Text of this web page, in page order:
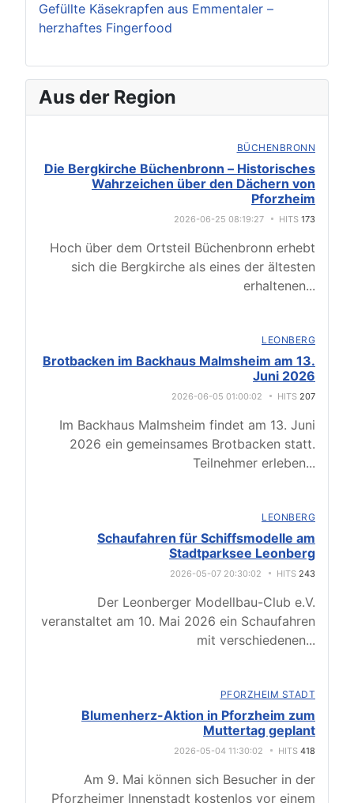
Gefüllte Käsekrapfen aus Emmentaler –
herzhaftes Fingerfood
Aus der Region
BÜCHENBRONN
Die Bergkirche Büchenbronn – Historisches
Wahrzeichen über den Dächern von
Pforzheim
2026-06-25 08:19:27 HITS 173
Hoch über dem Ortsteil Büchenbronn erhebt
sich die Bergkirche als eines der ältesten
erhaltenen...
LEONBERG
Brotbacken im Backhaus Malmsheim am 13.
Juni 2026
2026-06-05 01:00:02 HITS 207
Im Backhaus Malmsheim findet am 13. Juni
2026 ein gemeinsames Brotbacken statt.
Teilnehmer erleben...
LEONBERG
Schaufahren für Schiffsmodelle am
Stadtparksee Leonberg
2026-05-07 20:30:02 HITS 243
Der Leonberger Modellbau-Club e.V.
veranstaltet am 10. Mai 2026 ein Schaufahren
mit verschiedenen...
PFORZHEIM STADT
Blumenherz-Aktion in Pforzheim zum
Muttertag geplant
2026-05-04 11:30:02 HITS 418
Am 9. Mai können sich Besucher in der
Pforzheimer Innenstadt kostenlos vor einem